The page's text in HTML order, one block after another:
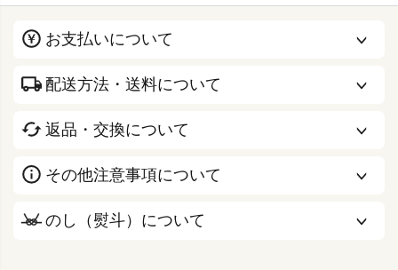
お支払いについて
配送方法・送料について
返品・交換について
その他注意事項について
のし（熨斗）について